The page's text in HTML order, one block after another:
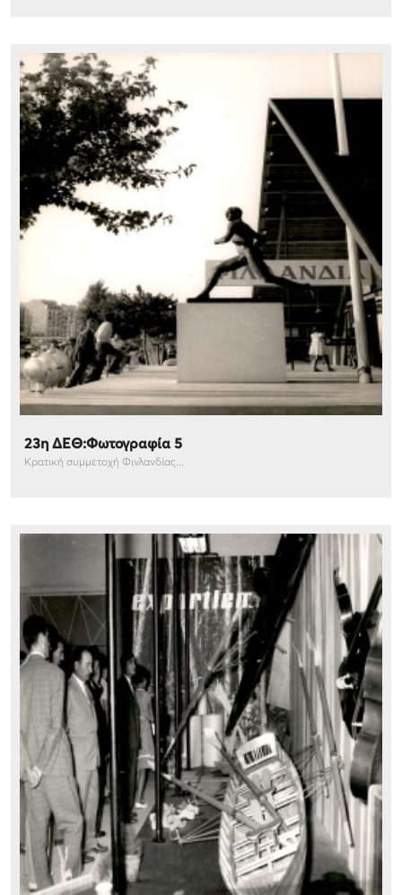
23η ΔΕΘ:Φωτογραφία 5
Κρατική συμμετοχή Φινλανδίας...